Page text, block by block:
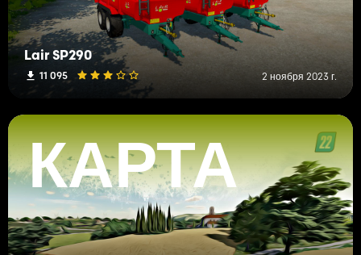
Lair SP290
11 095 2 ноября 2023 г.
КАРТА